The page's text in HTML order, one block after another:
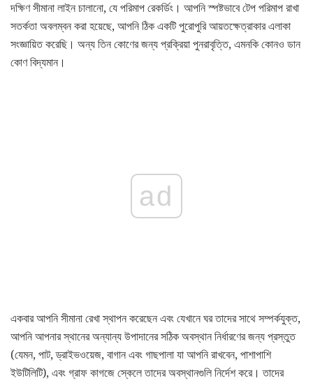
দক্ষিণ সীমানা লাইন চালানো, যে পরিমাপ রেকর্ডিং। আপনি স্পষ্টভাবে টেপ পরিমাপ রাখা
সতর্কতা অবলম্বন করা হয়েছে, আপনি ঠিক একটি পুরোপুরি আয়তক্ষেত্রাকার এলাকা
সংজ্ঞায়িত করেছি। অন্য তিন কোণের জন্য প্রক্রিয়া পুনরাবৃত্তি, এমনকি কোনও ডান
কোণ বিদ্যমান।
ad
একবার আপনি সীমানা রেখা স্থাপন করেছেন এবং যেখানে ঘর তাদের সাথে সম্পর্কযুক্ত,
আপনি আপনার স্থানের অন্যান্য উপাদানের সঠিক অবস্থান নির্ধারণের জন্য প্রস্তুত
(যেমন, পাট, ড্রাইভওয়েজ, বাগান এবং গাছপালা যা আপনি রাখবেন, পাশাপাশি
ইউটিলিটি), এবং গ্রাফ কাগজে স্কেলে তাদের অবস্থানগুলি নির্দেশ করে। তাদের